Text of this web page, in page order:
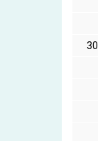
30